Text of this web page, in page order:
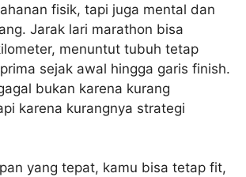
fisik, tapi juga mental dan
Jarak lari marathon bisa
menuntut tubuh tetap
sejak awal hingga garis finish.
bukan karena kurang
karena kurangnya strategi
yang tepat, kamu bisa tetap fit,